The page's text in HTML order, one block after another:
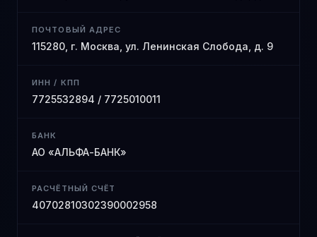
ПОЧТОВЫЙ АДРЕС
115280, г. Москва, ул. Ленинская Слобода, д. 9
ИНН / КПП
7725532894 / 7725010011
БАНК
АО «АЛЬФА-БАНК»
РАСЧЁТНЫЙ СЧЁТ
40702810302390002958